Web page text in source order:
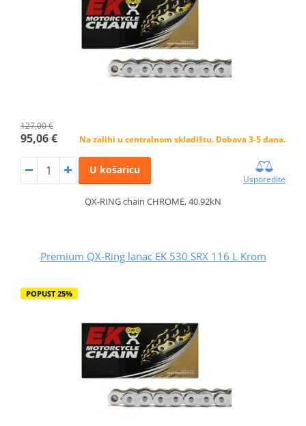
127,00 €
95,06 € Na zalihi u centralnom skladištu. Dobava 3-5 dana.
U košaricu
Usporedite
QX-RING chain CHROME, 40.92kN
Premium QX-Ring lanac EK 530 SRX 116 L Krom
POPUST 25%